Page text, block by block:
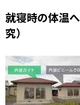
就寝時の体温
究）